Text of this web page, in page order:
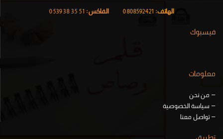
الهاتف:0808592421
| الفاكس:51 35 38 0539
فيسبوك
معلومات
–من نحن
–سياسة الخصوصية
–تواصل معنا